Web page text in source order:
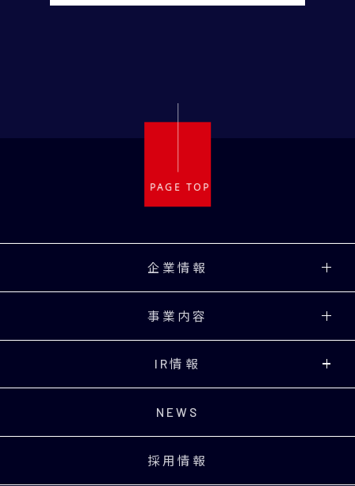
企業情報
事業内容
IR情報
NEWS
採用情報